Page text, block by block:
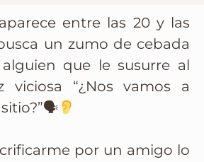
aparece entre las 20 y las
un zumo de cebada
que le susurre al
viciosa “¿Nos vamos a
por un amigo lo